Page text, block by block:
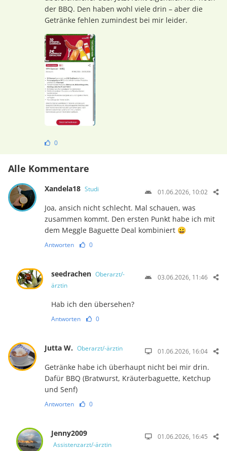
der BBQ. Den haben wohl viele drin – aber die
Getränke fehlen zumindest bei mir leider.
0
Alle Kommentare
Xandela18 Studi 01.06.2026, 10:02
Joa, ansich nicht schlecht. Mal schauen, was
zusammen kommt. Den ersten Punkt habe ich mit
dem Meggle Baguette Deal kombiniert 😀
Antworten 0
seedrachen Oberarzt/-
ärztin
03.06.2026, 11:46
Hab ich den übersehen?
Antworten 0
Jutta W. Oberarzt/-ärztin 01.06.2026, 16:04
Getränke habe ich überhaupt nicht bei mir drin.
Dafür BBQ (Bratwurst, Kräuterbaguette, Ketchup
und Senf)
Antworten 0
Jenny2009
Assistenzarzt/-ärztin
01.06.2026, 16:45